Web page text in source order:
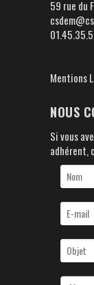
59 rue du
Mentions
NOUS
Si vous
adhérent,